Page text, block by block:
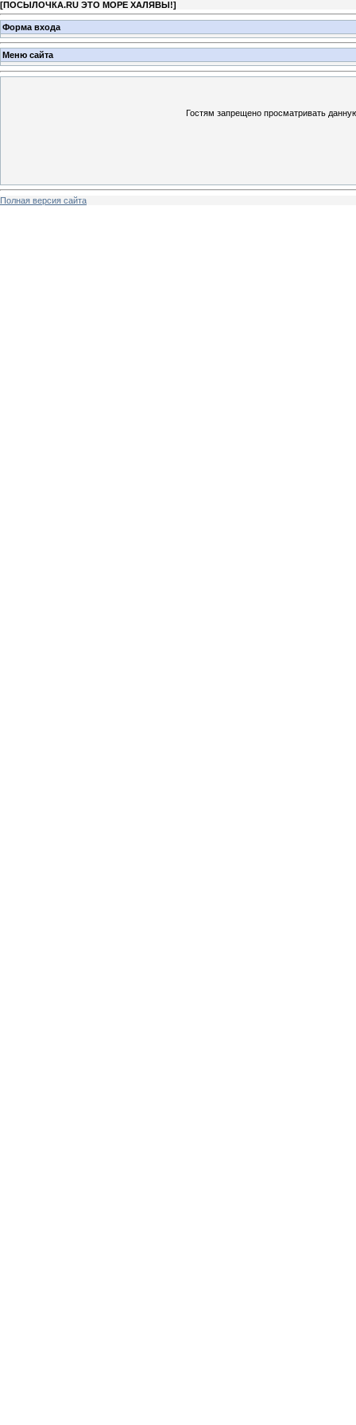
[ПОСЫЛОЧКА.RU ЭТО МОРЕ ХАЛЯВЫ!]
Форма входа
Меню сайта
Гостям запрещено просматривать
Полная версия сайта